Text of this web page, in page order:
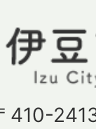
410-